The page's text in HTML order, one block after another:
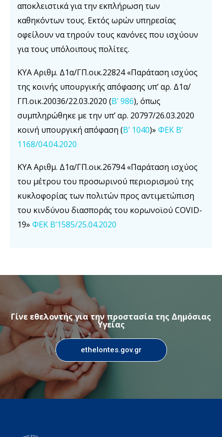
αποκλειστικά για την εκπλήρωση των
καθηκόντων τους. Εκτός ωρών υπηρεσίας
οφείλουν να τηρούν τους κανόνες που ισχύουν
για τους υπόλοιπους πολίτες.
ΚΥΑ Αριθμ. Δ1α/ΓΠ.οικ.22824 «Παράταση ισχύος
της κοινής υπουργικής απόφασης υπ’ αρ. Δ1α/
ΓΠ.οικ.20036/22.03.2020 (Β’ 986), όπως
συμπληρώθηκε με την υπ’ αρ. 20797/26.03.2020
κοινή υπουργική απόφαση (Β’ 1040)» ΦΕΚ Β’
1168/04.04.2020
ΚΥΑ Αριθμ. Δ1α/ΓΠ.οικ.26794 «Παράταση ισχύος
του μέτρου του προσωρινού περιορισμού της
κυκλοφορίας των πολιτών προς αντιμετώπιση
του κινδύνου διασποράς του κορωνοϊού COVID-
19» ΦΕΚ Β’1585/25.04.2020
Γίνε εθελοντής για την προστασία της Δημόσιας
Υγείας
ethelontes.gov.gr